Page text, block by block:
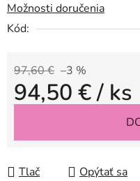
Možnosti doručenia
Kód:
97,60 € –3 %
94,50 €/ ks
Tlač Opýtať sa